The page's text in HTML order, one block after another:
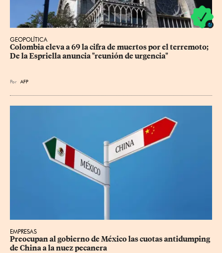
GEOPOLÍTICA
Colombia eleva a 69 la cifra de muertos por el terremoto;
De la Espriella anuncia "reunión de urgencia"
Por AFP
EMPRESAS
Preocupan al gobierno de México las cuotas antidumping
de China a la nuez pecanera